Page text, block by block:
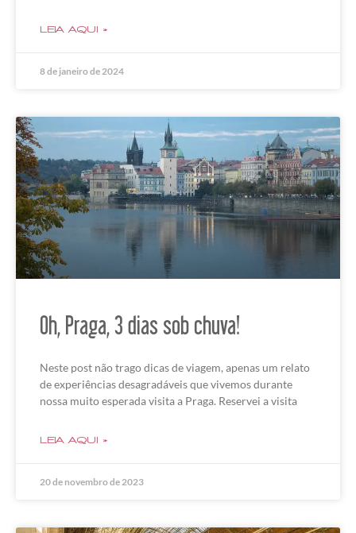
LEIA AQUI »
8 de janeiro de 2024
Oh, Praga, 3 dias sob chuva!
Neste post não trago dicas de viagem, apenas um relato
de experiências desagradáveis que vivemos durante
nossa muito esperada visita a Praga. Reservei a visita
LEIA AQUI »
20 de novembro de 2023